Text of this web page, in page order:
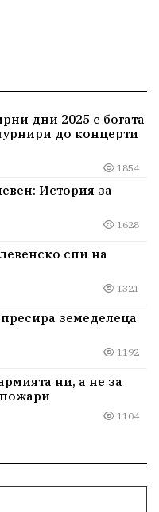
дни 2025 с богата
до концерти
1854
История за
1628
спи на
1321
земеделеца
1192
ни, а не за
пожари
1104